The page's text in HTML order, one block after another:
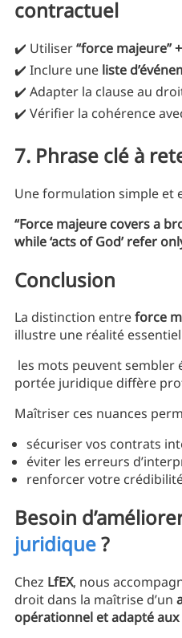
contractuel
✔️ Utiliser“force majeure”
✔️ Inclure une liste
✔️ Adapter la clause au
✔️ Vérifier la cohérence
7. Phrase clé à
Une formulation simple et
“Force majeure covers a
while ‘acts of God’ refer
Conclusion
La distinction entreforce
illustre une réalité
les mots peuvent
portée juridique diffère
Maîtriser ces nuances
sécuriser vos contrats
éviter les erreurs
renforcer votre
Besoin
juridique?
Chez LfEX, nous
droit dans la maîtrise d’un
opérationnel et adapté